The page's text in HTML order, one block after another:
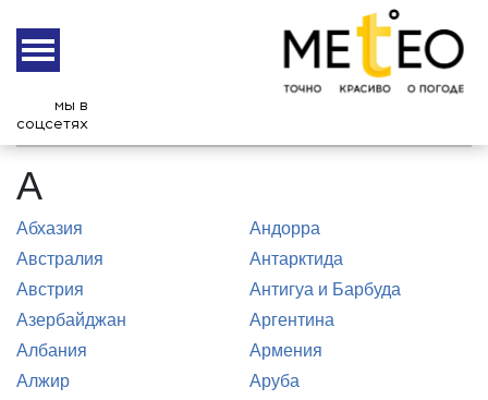
мы в
соцсетях
ПРОГНОЗ ПОГОДЫ В МИРЕ
И Л М Н
О
П
Р С
А
Абхазия
Австралия
Австрия
Азербайджан
Албания
Алжир
Андорра
Антарктида
Антигуа и Барбуда
Аргентина
Армения
Аруба